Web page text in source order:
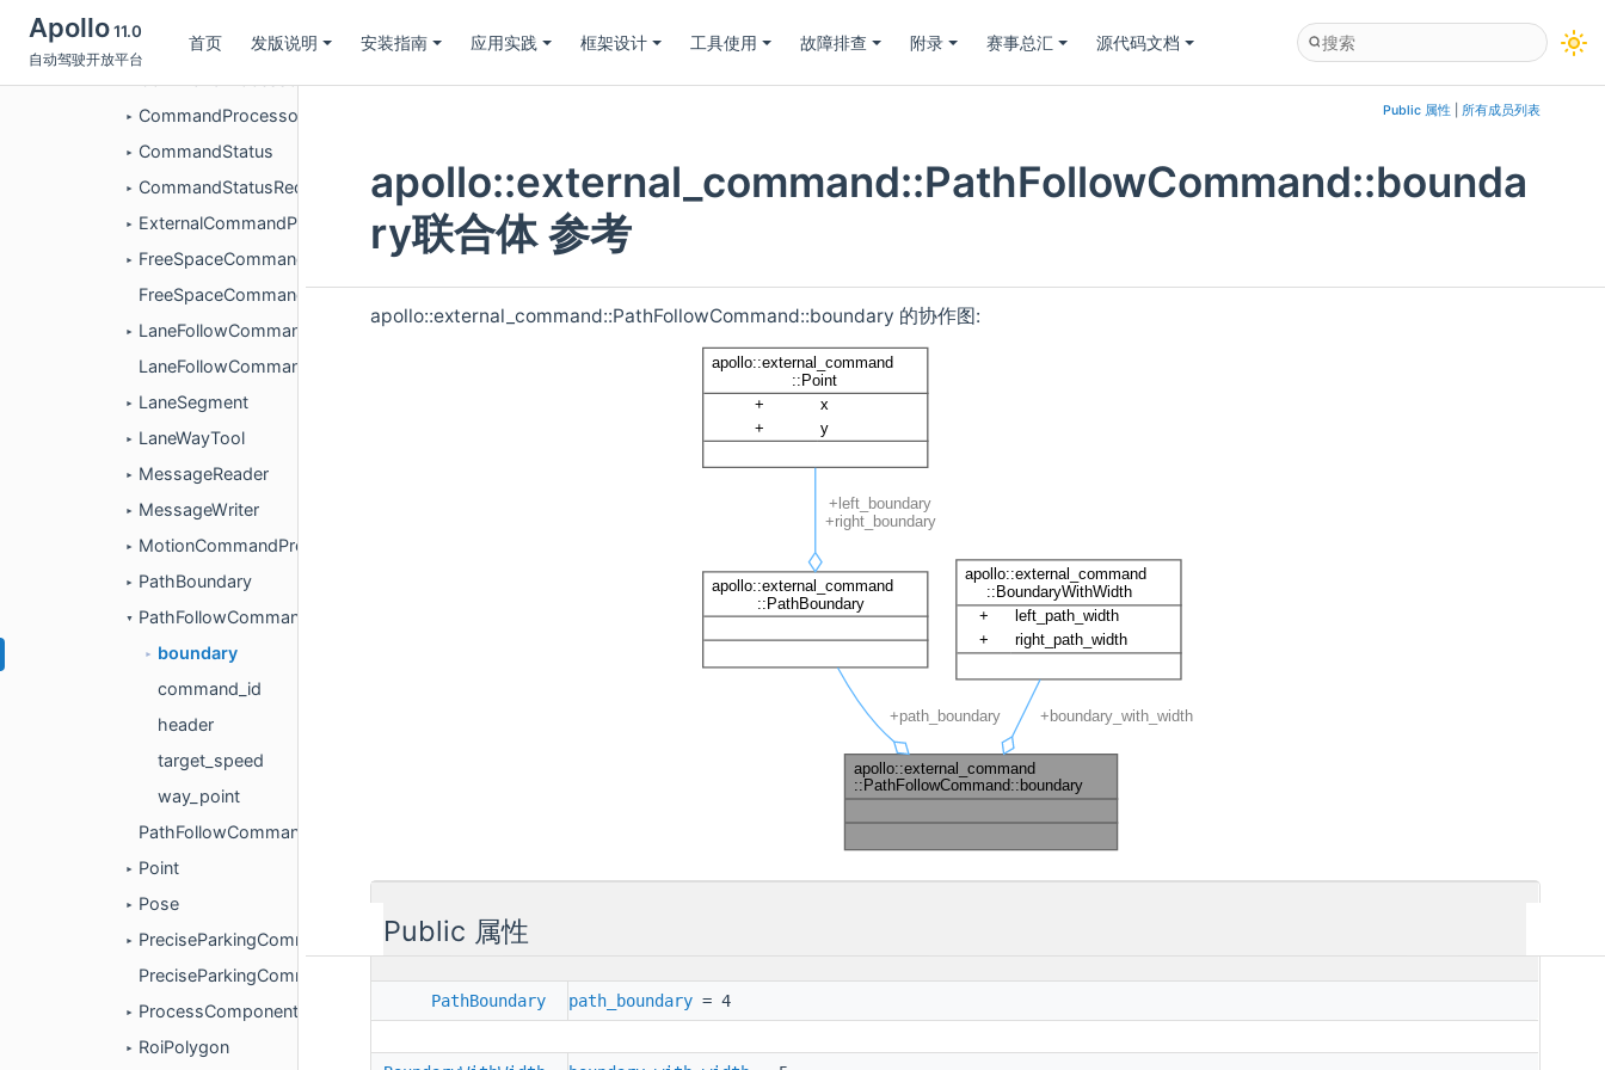
Apollo11.0
自动驾驶开放平台
首页 发版说明 安装指南 应用实践 框架设计 工具使用 故障排查 附录 赛事总汇 源代码文档
ChassisCommandProcessor
► CommandProcessorConfig
► CommandStatus
► CommandStatusRequest
► ExternalCommandProcessComponent
►
FreeSpaceCommand
FreeSpaceCommandProcessor
►
LaneFollowCommand
LaneFollowCommandProcessor
► LaneSegment
► LaneWayTool
► MessageReader
► MessageWriter
► MotionCommandProcessorBase
► PathBoundary
▼ PathFollowCommand
►
boundary
command_id
header
target_speed
way_point
PathFollowCommandProcessor
► Point
► Pose
►
PreciseParkingCommand
PreciseParkingCommandProcessor
► ProcessComponentConfig
► RoiPolygon
Public 属性 所有成员列表
apollo::external_command::PathFollowCommand::bounda
ry联合体 参考
apollo::external_command::PathFollowCommand::boundary 的协作图:
Public 属性
PathBoundary path_boundary = 4